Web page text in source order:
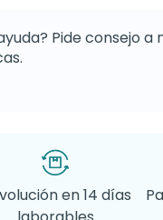
Pide consejo a
en 14 días